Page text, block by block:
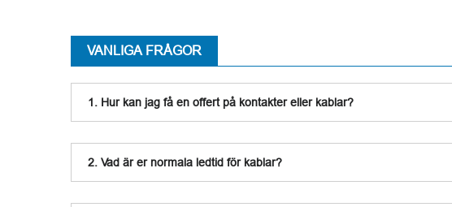
VANLIGA FRÅGOR
1. Hur kan jag få en offert på kontakter eller kablar?
2. Vad är er normala ledtid för kablar?